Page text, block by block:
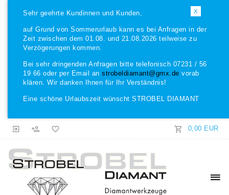
X
Sehr geehrte Kundinnen und Kunden,
auf Grund von Sommerurlaub kann es bei Anfragen in der
Zeit zwischen dem 01.08. und 21.08.2026 teilweise zu
Verzögerungen kommen.
Bei sehr dringenden Anfragen bitte telefonisch 07231 / 56
19 66 oder per Email an strobeldiamant@gmx.de vorab
klären. Wir danken Ihnen für Ihr Verständnis!
Eine schöne Urlaubszeit wünscht STROBEL DIAMANT
0,00 EUR